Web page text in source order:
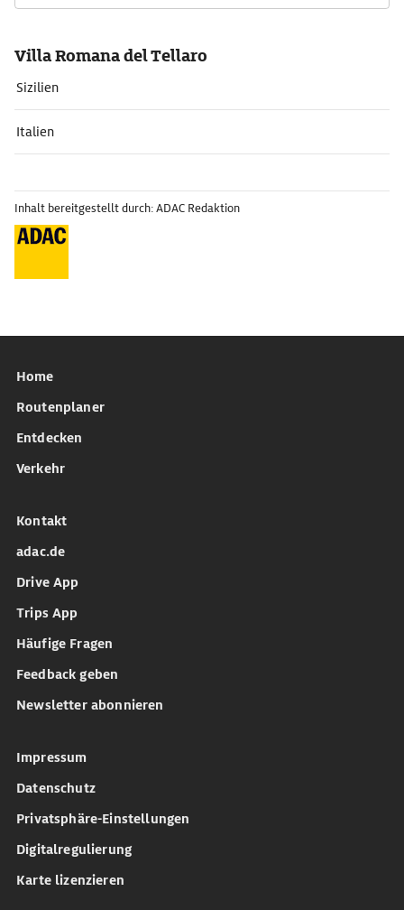
Villa Romana del Tellaro
Sizilien
Italien
Inhalt bereitgestellt durch: ADAC Redaktion
Home
Routenplaner
Entdecken
Verkehr
Kontakt
adac.de
Drive App
Trips App
Häufige Fragen
Feedback geben
Newsletter abonnieren
Impressum
Datenschutz
Privatsphäre-Einstellungen
Digitalregulierung
Karte lizenzieren